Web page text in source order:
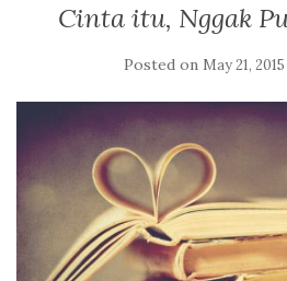
Cinta itu, Nggak
Posted on May 21, 2015